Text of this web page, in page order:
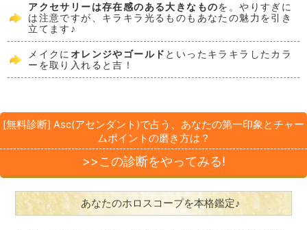
アクセサリーは存在感のある大きなものを。やりすぎに
は注意ですが、キラキラ光るものもあなたの魅力を引き
立てます♪
メイクにオレンジやゴールド といったキラキラしたカラ
ーを取り入れると吉！
[無料診断] Asc(アセンダント)で占う、あなたの第一印象とチャー
ムポイントの磨き方は？
>>この診断をやってみる!
あなたのホロスコープを本格鑑定♪